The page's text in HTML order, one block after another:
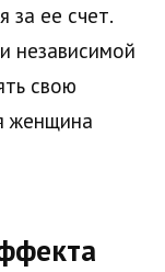
за ее счет.
независимой
свою
женщина